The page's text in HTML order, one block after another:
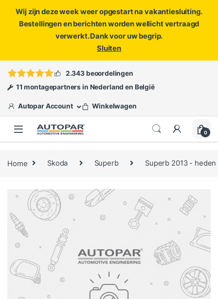
Wij zijn deze week weer opgestart na vakantiesluiting.
Bestellingen en berichten worden wellicht vertraagd
verwerkt. Dank voor uw begrip.
Sluiten
ofopen een ticket
2.343 beoordelingen
11 montagepartners in Nederland en België
Autopar Account Winkelwagen
0
Home Skoda Superb Superb 2013 - heden